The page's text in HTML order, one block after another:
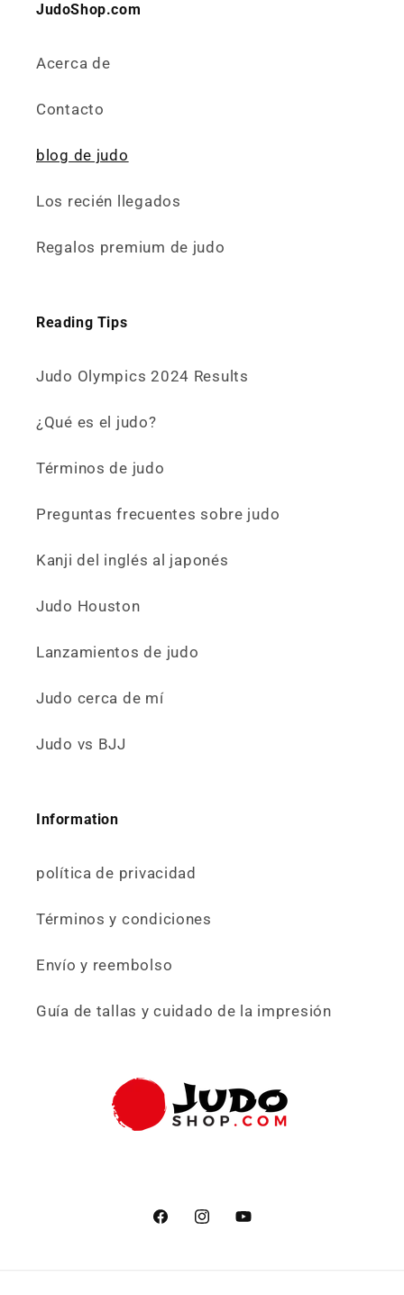
JudoShop.com
Acerca de
Contacto
blog de judo
Los recién llegados
Regalos premium de judo
Reading Tips
Judo Olympics 2024 Results
¿Qué es el judo?
Términos de judo
Preguntas frecuentes sobre judo
Kanji del inglés al japonés
Judo Houston
Lanzamientos de judo
Judo cerca de mí
Judo vs BJJ
Information
política de privacidad
Términos y condiciones
Envío y reembolso
Guía de tallas y cuidado de la impresión
FacebookInstagramYouTube